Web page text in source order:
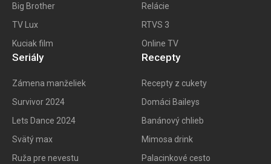
Big Brother
TV Lux
Kuciak film
Relácie
RTVS 3
Online TV
Seriály
Zámena manželiek
Survivor 2024
Lets Dance 2024
Svätý max
Ruža pre nevestu
Recepty
Recepty z cukety
Domáci Baileys
Banánový chlieb
Mimosa drink
Palacinkové cesto